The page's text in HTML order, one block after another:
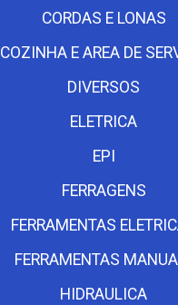
CORDAS E LONAS
COZINHA E AREA DE
DIVERSOS
ELETRICA
EPI
FERRAGENS
FERRAMENTAS
FERRAMENTAS
HIDRAULICA